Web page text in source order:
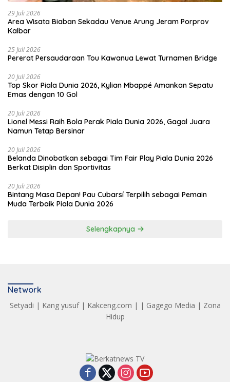
29 Juli 2026
Area Wisata Biaban Sekadau Venue Arung Jeram Porprov
Kalbar
25 Juli 2026
Pererat Persaudaraan Tou Kawanua Lewat Turnamen Bridge
20 Juli 2026
Top Skor Piala Dunia 2026, Kylian Mbappé Amankan Sepatu
Emas dengan 10 Gol
20 Juli 2026
Lionel Messi Raih Bola Perak Piala Dunia 2026, Gagal Juara
Namun Tetap Bersinar
20 Juli 2026
Belanda Dinobatkan sebagai Tim Fair Play Piala Dunia 2026
Berkat Disiplin dan Sportivitas
20 Juli 2026
Bintang Masa Depan! Pau Cubarsí Terpilih sebagai Pemain
Muda Terbaik Piala Dunia 2026
Selengkapnya
Network
Setyadi | Kang yusuf| Kakceng.com | | Gagego Media | Zona
Hidup